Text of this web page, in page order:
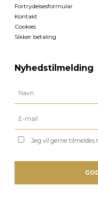
Fortrydelsesformular
Kontakt
Cookies
Sikker betaling
Nyhedstilmelding
Jeg vil gerne